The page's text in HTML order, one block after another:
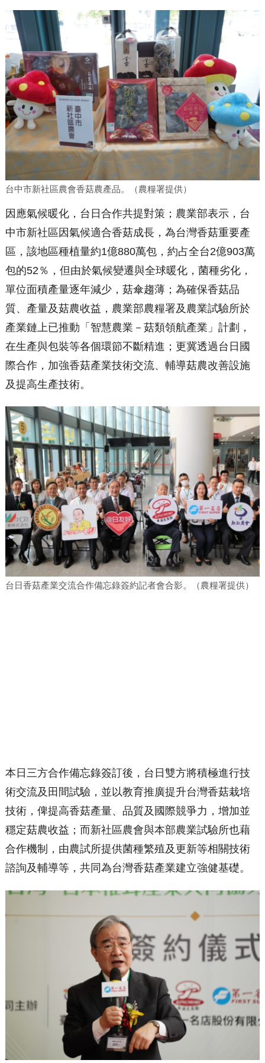
台中市新社區農會香菇農產品。（農糧署提供）
因應氣候暖化，台日合作共提對策；農業部表示，台
中市新社區因氣候適合香菇成長，為台灣香菇重要產
區，該地區種植量約1億880萬包，約占全台2億903萬
包的52％，但由於氣候變遷與全球暖化，菌種劣化，
單位面積產量逐年減少，菇傘趨薄；為確保香菇品
質、產量及菇農收益，農業部農糧署及農業試驗所於
產業鏈上已推動「智慧農業－菇類領航產業」計劃，
在生產與包裝等各個環節不斷精進；更冀透過台日國
際合作，加強香菇產業技術交流、輔導菇農改善設施
及提高生產技術。
台日香菇產業交流合作備忘錄簽約記者會合影。（農糧署提供）
本日三方合作備忘錄簽訂後，台日雙方將積極進行技
術交流及田間試驗，並以教育推廣提升台灣香菇栽培
技術，俾提高香菇產量、品質及國際競爭力，增加並
穩定菇農收益；而新社區農會與本部農業試驗所也藉
合作機制，由農試所提供菌種繁殖及更新等相關技術
諮詢及輔導等，共同為台灣香菇產業建立強健基礎。